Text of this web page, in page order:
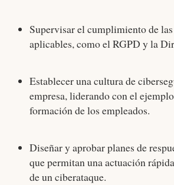
Supervisar el cumplimiento de
aplicables, como el RGPD y la
Establecer una cultura de
empresa, liderando con el
formación de los empleados.
Diseñar y aprobar planes de
que permitan una actuación
de un ciberataque.